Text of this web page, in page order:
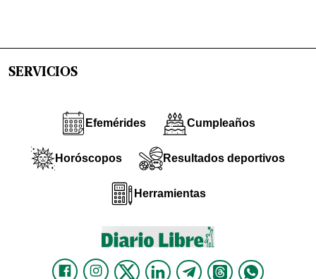
SERVICIOS
Efemérides Cumpleaños
Horóscopos Resultados deportivos
Herramientas